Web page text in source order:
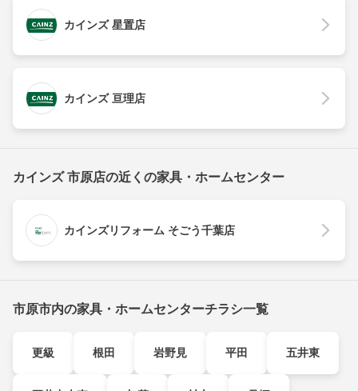
カインズ 星置店
カインズ 亘理店
カインズ 市原店の近くの家具・ホームセンター
カインズリフォーム そごう千葉店
市原市内の家具・ホームセンターチラシ一覧
更級 根田 岩野見 平田 五井東